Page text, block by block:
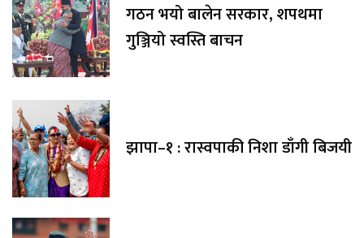
गठन भयो बालेन सरकार, शपथमा
गुञ्जियो स्वस्ति बाचन
झापा–१ : रास्वपाकी निशा डाँगी बिजयी